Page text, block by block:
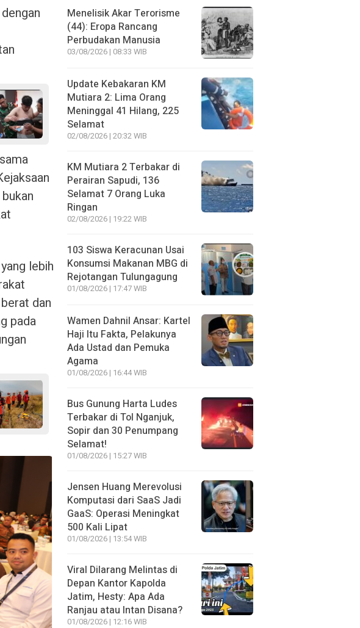
lebih
dan
pada
Menelisik Akar Terorisme
(44): Eropa Rancang
Perbudakan Manusia
03/08/2026 | 08:33 WIB
Update Kebakaran KM
Mutiara 2: Lima Orang
Meninggal 41 Hilang, 225
Selamat
02/08/2026 | 20:32 WIB
KM Mutiara 2 Terbakar di
Perairan Sapudi, 136
Selamat 7 Orang Luka
Ringan
02/08/2026 | 19:22 WIB
103 Siswa Keracunan Usai
Konsumsi Makanan MBG di
Rejotangan Tulungagung
01/08/2026 | 17:47 WIB
Wamen Dahnil Ansar: Kartel
Haji Itu Fakta, Pelakunya
Ada Ustad dan Pemuka
Agama
01/08/2026 | 16:44 WIB
Bus Gunung Harta Ludes
Terbakar di Tol Nganjuk,
Sopir dan 30 Penumpang
Selamat!
01/08/2026 | 15:27 WIB
Jensen Huang Merevolusi
Komputasi dari SaaS Jadi
GaaS: Operasi Meningkat
500 Kali Lipat
01/08/2026 | 13:54 WIB
Viral Dilarang Melintas di
Depan Kantor Kapolda
Jatim, Hesty: Apa Ada
Ranjau atau Intan Disana?
01/08/2026 | 12:16 WIB